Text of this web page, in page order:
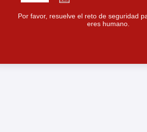
Por favor, resuelve el reto de seguridad
eres humano.